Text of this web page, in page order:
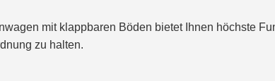
mit klappbaren Böden bietet Ihnen höchste
zu halten.